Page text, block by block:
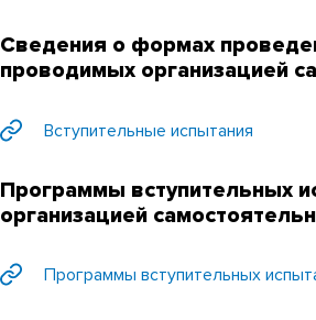
Сведения о формах
проводимых организацией
Вступительные испытания
Программы вступительных
организацией
Программы вступительных